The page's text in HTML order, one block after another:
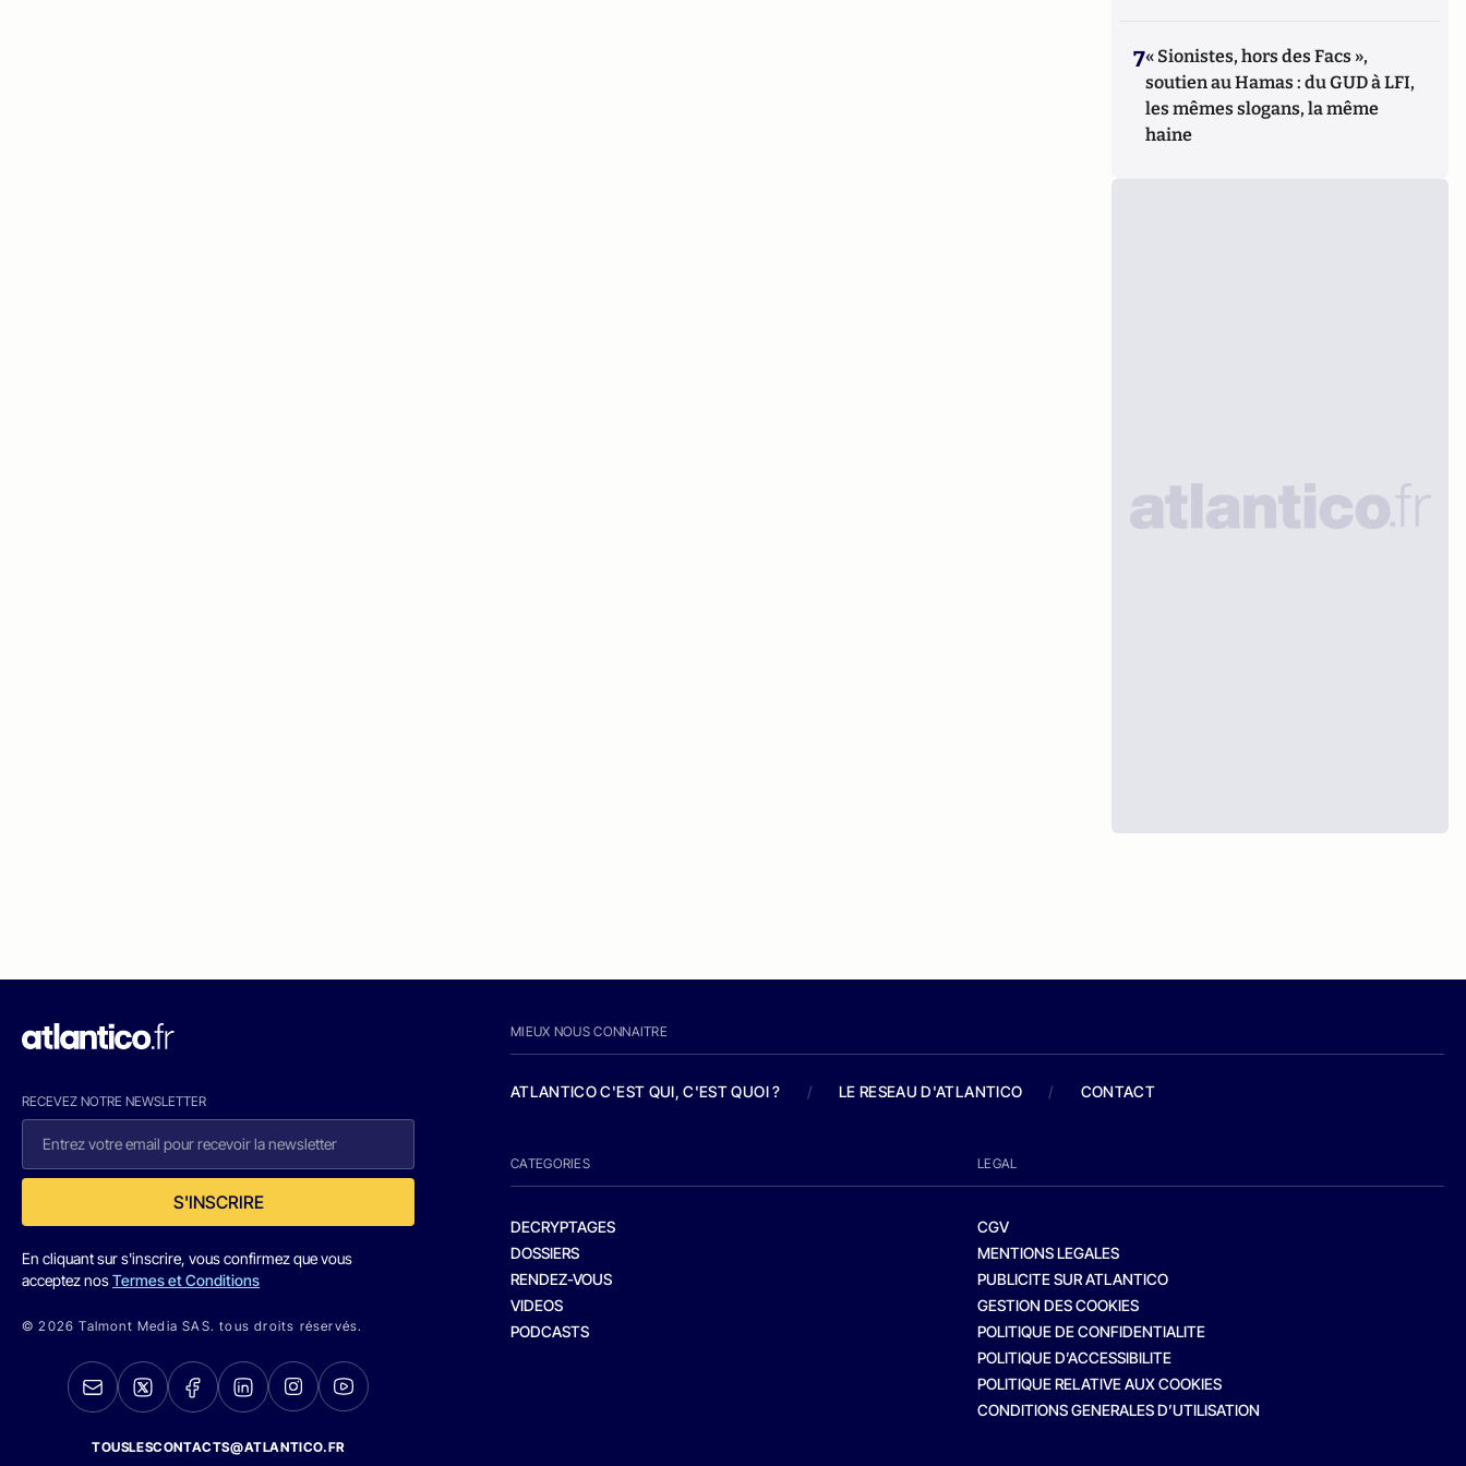
7« Sionistes, hors des Facs »,
soutien au Hamas : du GUD à LFI,
les mêmes slogans, la même
haine
RECEVEZ NOTRE NEWSLETTER
S'INSCRIRE
En cliquant sur s'inscrire, vous confirmez que vous
acceptez nosTermes et Conditions
© 2026 Talmont Media SAS. tous droits réservés.
TOUSLESCONTACTS@ATLANTICO.FR
MIEUX NOUS CONNAITRE
ATLANTICO C'EST QUI, C'EST QUOI ? / LE RESEAU D'ATLANTICO / CONTACT
CATEGORIES
DECRYPTAGES
DOSSIERS
RENDEZ-VOUS
VIDEOS
PODCASTS
LEGAL
CGV
MENTIONS LEGALES
PUBLICITE SUR ATLANTICO
GESTION DES COOKIES
POLITIQUE DE CONFIDENTIALITE
POLITIQUE D’ACCESSIBILITE
POLITIQUE RELATIVE AUX COOKIES
CONDITIONS GENERALES D’UTILISATION